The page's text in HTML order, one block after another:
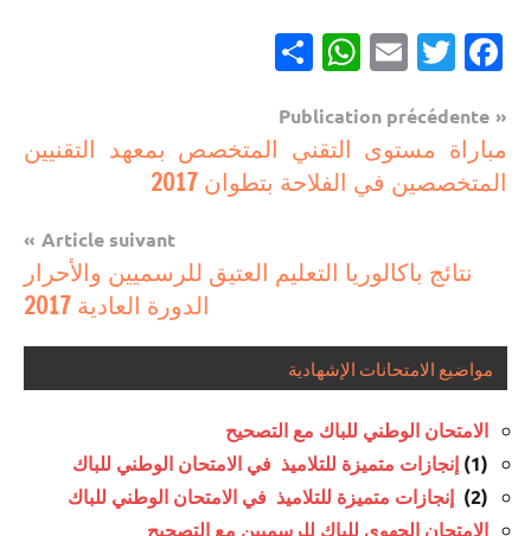
Facebook
Twitter
Email
WhatsApp
مباريات
مباريات
فوق
Navigation
de
l’article
Publication précédente
مباراة مستوى التقني المتخصص بمعهد التقنيين
المتخصصين في الفلاحة بتطوان 2017
Article suivant
نتائج باكالوريا التعليم العتيق للرسميين والأحرار
الدورة العادية 2017
مواضيع الامتحانات الإشهادية
الامتحان الوطني للباك مع التصحيح
(1)
إنجازات متميزة للتلاميذ في الامتحان الوطني للباك
(2)
إنجازات متميزة للتلاميذ في الامتحان الوطني للباك
الامتحان الجهوي للباك للرسميين مع التصحيح